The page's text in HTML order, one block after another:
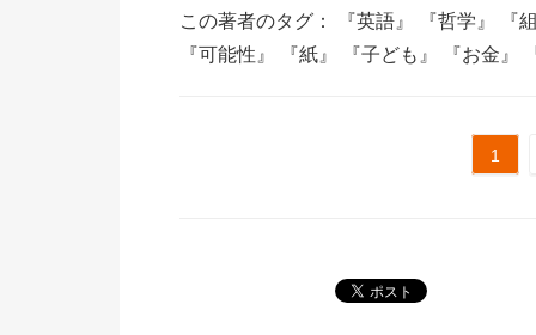
この著者のタグ：
『英語』 『哲学』
『
『可能性』
『紙』 『子ども』 『お金』
1